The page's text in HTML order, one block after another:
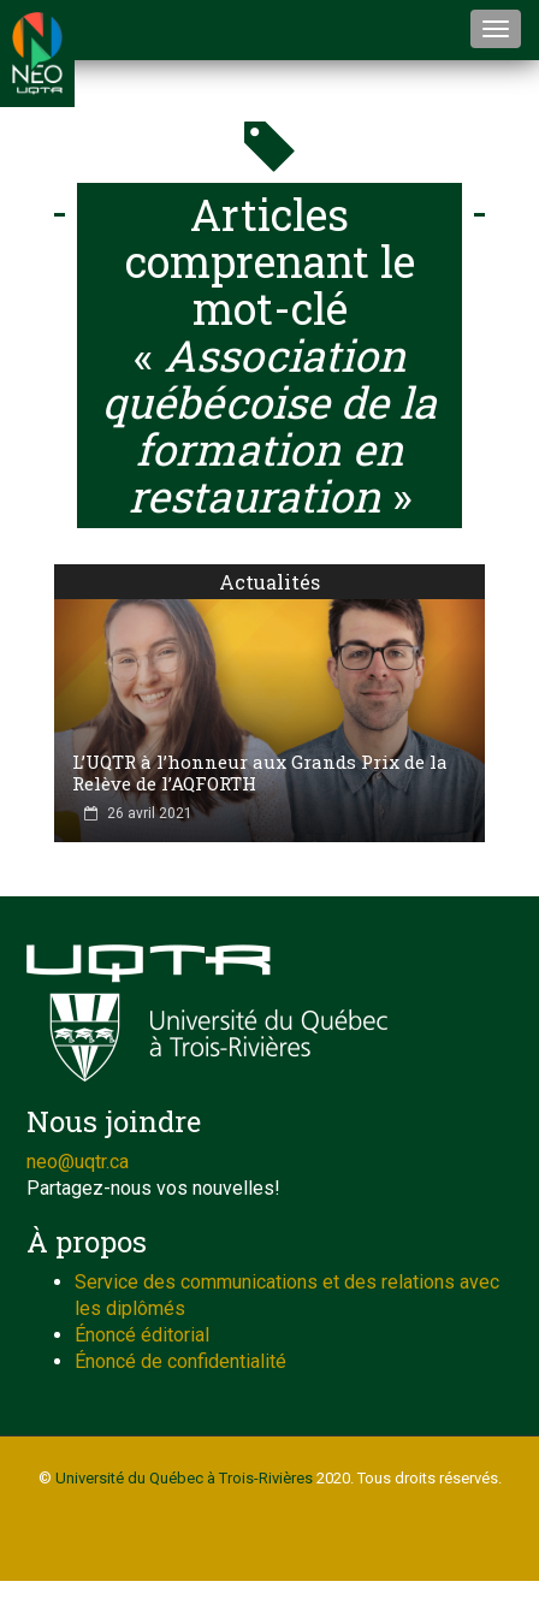
Articles
comprenant le
mot-clé
« Association
québécoise de la
formation en
restauration »
Actualités
L’UQTR à l’honneur aux Grands Prix de la
Relève de l’AQFORTH
26 avril 2021
Nous joindre
neo@uqtr.ca
Partagez-nous vos nouvelles!
À propos
Service des communications et des relations avec
les diplômés
Énoncé éditorial
Énoncé de confidentialité
© Université du Québec à Trois-Rivières2020. Tous droits réservés.